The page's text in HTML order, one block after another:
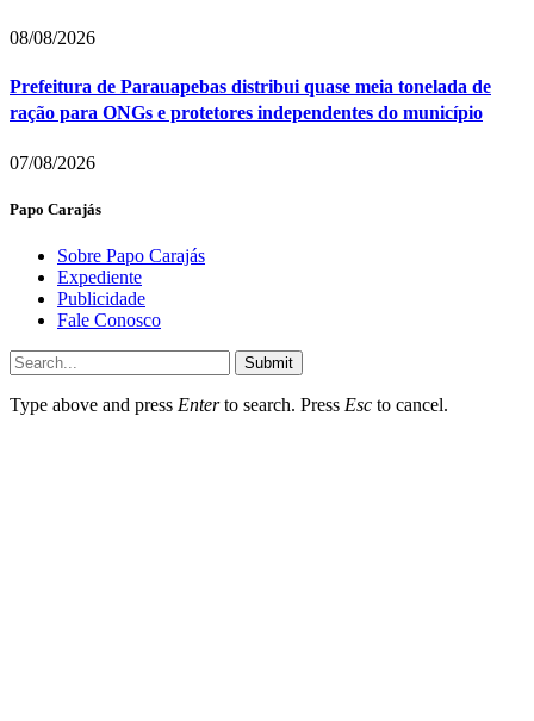
08/08/2026
Prefeitura de Parauapebas distribui quase meia tonelada de
ração para ONGs e protetores independentes do município
07/08/2026
Papo Carajás
Sobre Papo Carajás
Expediente
Publicidade
Fale Conosco
Submit
Type above and press Enterto search. Press Esc to cancel.